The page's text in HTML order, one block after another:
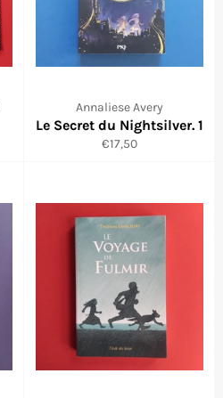
Annaliese Avery
Le Secret du Nightsilver. 1
Prix
€17,50